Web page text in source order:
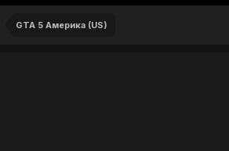
GTA 5 Америка (US)